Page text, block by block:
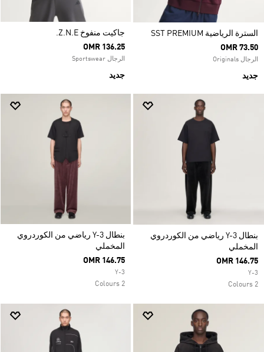
السترة الرياضية SST PREMIUM
OMR 73.50
الرجال Originals
جديد
جاكيت منفوخ Z.N.E.
OMR 136.25
الرجال Sportswear
جديد
بنطال Y-3 رياضي من الكوردروي
المخملي
OMR 146.75
Y-3
2 Colours
بنطال Y-3 رياضي من الكوردروي
المخملي
OMR 146.75
Y-3
2 Colours